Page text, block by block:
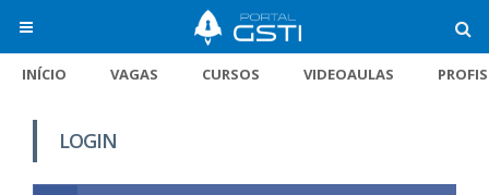
INÍCIO VAGAS CURSOS VIDEOAULAS
LOGIN